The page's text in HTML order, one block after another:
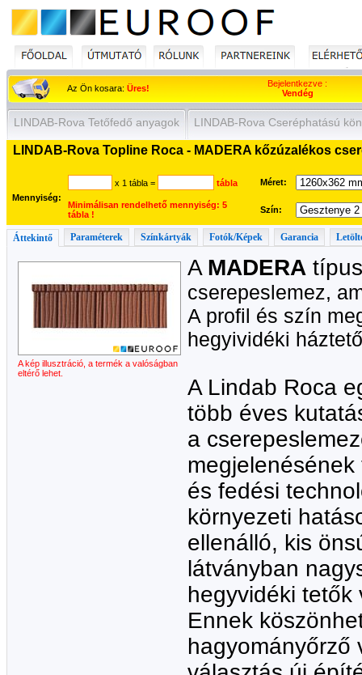
Az Ön kosara: Üres!
Bejelentkezve :
Vendég
LINDAB-Rova Tetőfedő anyagok LINDAB-Rova Cseréphatású
LINDAB-Rova Topline Roca - MADERA kőzúzalékos
Mennyiség:
x 1 tábla = tábla Méret:
Minimálisan rendelhető mennyiség: 5
tábla !
Szín:
Áttekintő Paraméterek Színkártyák Fotók/Képek Garancia
A kép illusztráció, a termék a valóságban
eltérő lehet.
A MADERA
cserepeslemez,
A profil és szín
hegyividéki
A Lindab Roca
több éves
a
és fedési
környezeti
ellenálló, kis
látványban
hegyvidéki tetők
Ennek
hagyományőrző